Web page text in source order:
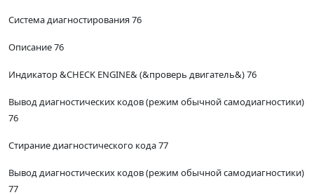
Система диагностирования 76
Описание 76
Индикатор &CHECK ENGINE& (&проверь двигатель&) 76
Вывод диагностических кодов (режим обычной самодиагностики)
76
Стирание диагностического кода 77
Вывод диагностических кодов (режим обычной самодиагностики)
77